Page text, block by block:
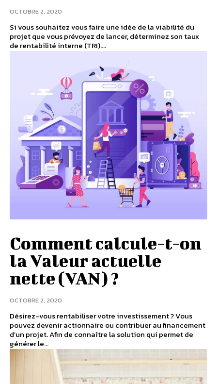
OCTOBRE 2, 2020
Si vous souhaitez vous faire une idée de la viabilité du
projet que vous prévoyez de lancer, déterminez son taux
de rentabilité interne (TRI)....
Comment calcule-t-on
la Valeur actuelle
nette (VAN) ?
OCTOBRE 2, 2020
Désirez-vous rentabiliser votre investissement ? Vous
pouvez devenir actionnaire ou contribuer au financement
d’un projet. Afin de connaître la solution qui permet de
générer le...